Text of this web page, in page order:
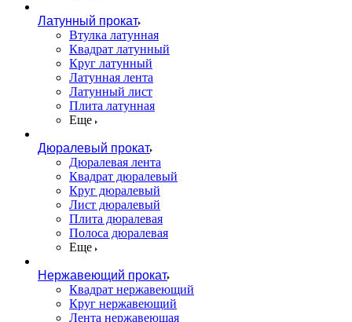
Латунный прокат
Втулка латунная
Квадрат латунный
Круг латунный
Латунная лента
Латунный лист
Плита латунная
Еще
Дюралевый прокат
Дюралевая лента
Квадрат дюралевый
Круг дюралевый
Лист дюралевый
Плита дюралевая
Полоса дюралевая
Еще
Нержавеющий прокат
Квадрат нержавеющий
Круг нержавеющий
Лента нержавеющая